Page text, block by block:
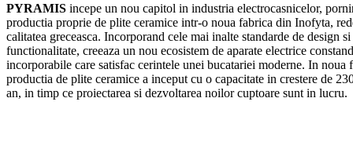
PYRAMIS incepe un nou capitol in industria electrocasnicelor,
productia proprie de plite ceramice intr-o noua fabrica din Inofyta,
calitatea greceasca. Incorporand cele mai inalte standarde de design si
functionalitate, creeaza un nou ecosistem de aparate electrice
incorporabile care satisfac cerintele unei bucatariei moderne. In noua
productia de plite ceramice a inceput cu o capacitate in crestere de
an, in timp ce proiectarea si dezvoltarea noilor cuptoare sunt in lucru.